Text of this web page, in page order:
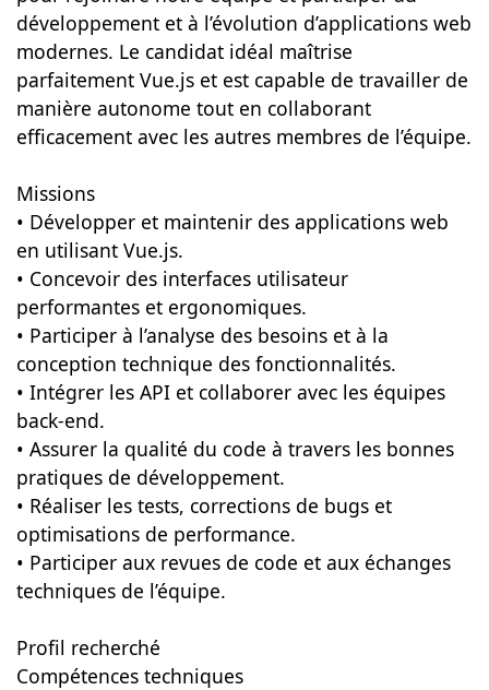
développement et à l’évolution d’applications web
modernes. Le candidat idéal maîtrise
parfaitement Vue.js et est capable de travailler de
manière autonome tout en collaborant
efficacement avec les autres membres de l’équipe.
Missions
• Développer et maintenir des applications web
en utilisant Vue.js.
• Concevoir des interfaces utilisateur
performantes et ergonomiques.
• Participer à l’analyse des besoins et à la
conception technique des fonctionnalités.
• Intégrer les API et collaborer avec les équipes
back-end.
• Assurer la qualité du code à travers les bonnes
pratiques de développement.
• Réaliser les tests, corrections de bugs et
optimisations de performance.
• Participer aux revues de code et aux échanges
techniques de l’équipe.
Profil recherché
Compétences techniques